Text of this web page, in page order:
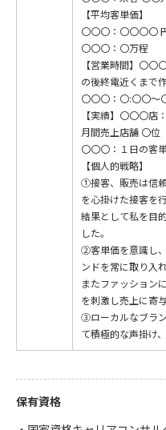
【平均客単価】
〇〇〇：〇〇〇〇
〇〇〇：〇万程
【営業時間】〇
の後終電近くまで
〇〇〇：〇:〇〇
【実績】〇〇〇店
月間売上店舗 〇位
〇〇〇：１日の客
【個人的戦略】
①接客、販売は信
を心掛けた接客を
結果として私を目
した。
②客単価を意識し
ンドを常に取り入れ
またファッション
を刺激し売上に寄
③ローカルなブラ
て積極的な声掛け
保有資格